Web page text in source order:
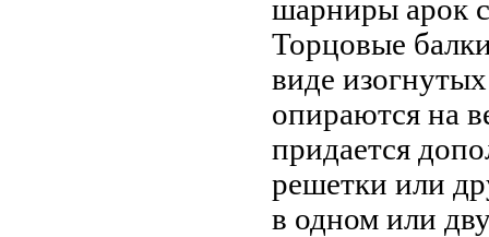
шарниры арок
Торцовые
виде
опираются на
придается
решетки или
в одном или